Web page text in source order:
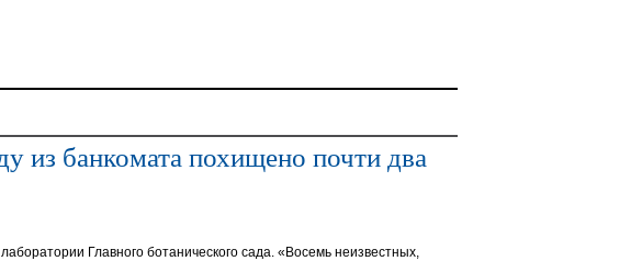
из банкомата похищено почти два
Главного ботанического сада. «Восемь неизвестных,